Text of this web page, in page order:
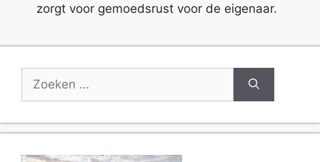
zorgt voor gemoedsrust voor de eigenaar.
Zoek